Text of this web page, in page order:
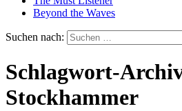
Beyond the Waves
Suchen nach:
Schlagwort-
Stockhammer